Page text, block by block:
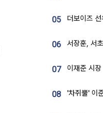
05
06
07
08